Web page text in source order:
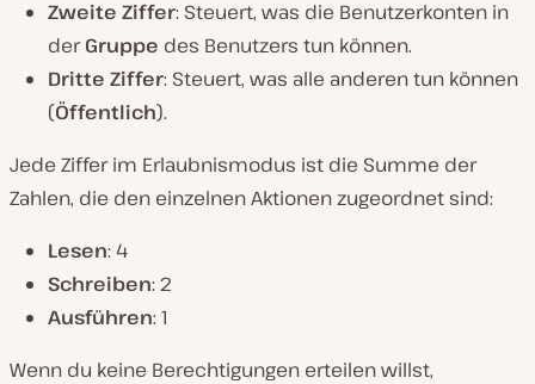
Zweite Ziffer: Steuert, was die Benutzerkonten in
derGruppe des Benutzers tun können.
Dritte Ziffer: Steuert, was alle anderen tun können
(Öffentlich).
Jede Ziffer im Erlaubnismodus ist die Summe der
Zahlen, die den einzelnen Aktionen zugeordnet sind:
Lesen: 4
Schreiben: 2
Ausführen: 1
Wenn du keine Berechtigungen erteilen willst,